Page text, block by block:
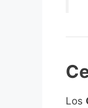
Los